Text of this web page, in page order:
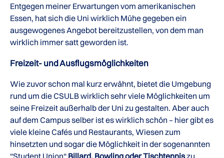
Entgegen meiner Erwartungen vom amerikanischen
Essen, hat sich die Uni wirklich Mühe gegeben ein
ausgewogenes Angebot bereitzustellen, von dem man
wirklich immer satt geworden ist.
Freizeit- und Ausflugsmöglichkeiten
Wie zuvor schon mal kurz erwähnt, bietet die Umgebung
rund um die CSULB wirklich sehr viele Möglichkeiten um
seine Freizeit außerhalb der Uni zu gestalten. Aber auch
auf dem Campus selber ist es wirklich schön – hier gibt es
viele kleine Cafés und Restaurants, Wiesen zum
hinsetzten und sogar die Möglichkeit in der sogenannten